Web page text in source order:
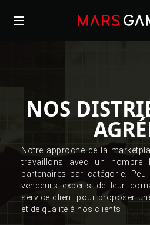
NOS
Notre approche de la
travaillons avec un nombre
partenaires par catégorie.
vendeurs experts de leur
service client pour proposer
et de qualité à nos clients.